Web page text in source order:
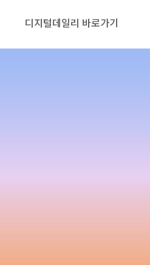
디지털데일리 바로가기